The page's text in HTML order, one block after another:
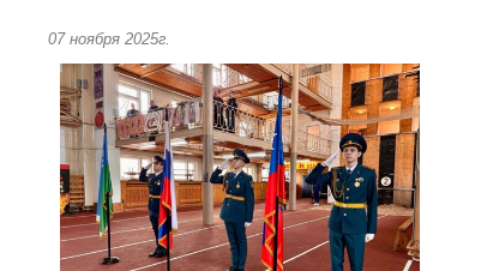
07 ноября 2025г.